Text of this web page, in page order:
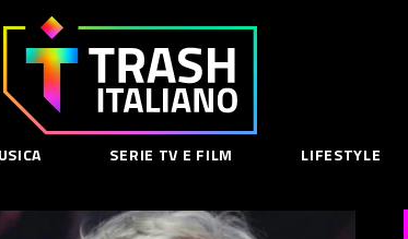
Trash
Italiano
SERIE TV E FILM LIFESTYLE